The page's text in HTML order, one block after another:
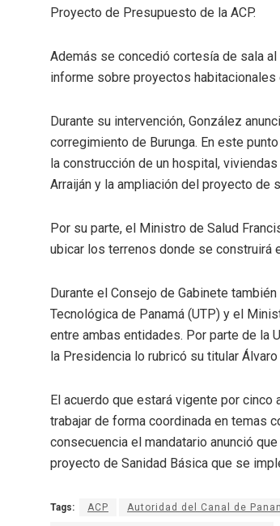
Proyecto de Presupuesto de la ACP.
Además se concedió cortesía de sala
informe sobre proyectos habitacionales
Durante su intervención, González
corregimiento de Burunga. En este
la construcción de un hospital,
Arraiján y la ampliación del proyecto de
Por su parte, el Ministro de Salud
ubicar los terrenos donde se construirá
Durante el Consejo de Gabinete
Tecnológica de Panamá (UTP) y el
entre ambas entidades. Por parte de la
la Presidencia lo rubricó su titular Álvaro
El acuerdo que estará vigente por
trabajar de forma coordinada en temas
consecuencia el mandatario anunció
proyecto de Sanidad Básica que se
Tags: ACP Autoridad del Canal de